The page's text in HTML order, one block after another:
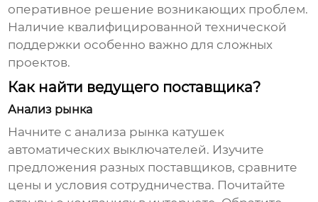
оперативное решение возникающих проблем.
Наличие квалифицированной технической
поддержки особенно важно для сложных
проектов.
Как найти ведущего поставщика?
Анализ рынка
Начните с анализа рынка катушек
автоматических выключателей. Изучите
предложения разных поставщиков, сравните
цены и условия сотрудничества. Почитайте